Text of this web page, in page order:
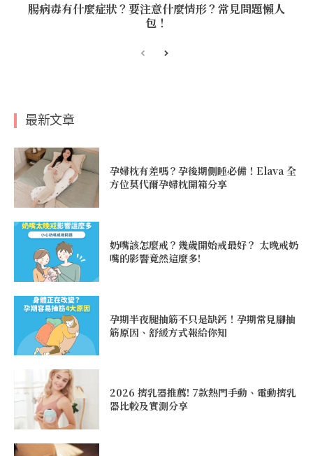
腸病毒有什麼症狀？要注意什麼情形？常見問題懶人
包！
最新文章
孕婦枕有差嗎？孕後期側睡必備！Elava 全
方位莫代爾孕婦枕開箱分享
奶嘴該怎麼戒？幾歲開始戒最好？ 太晚戒奶
嘴的影響竟然這麼多!
孕期半夜腿抽筋不只是缺鈣！孕期常見腳抽
筋原因、舒緩方式報給你知
2026 擠乳器推薦! 7款熱門手動、電動擠乳
器比較及實測分享